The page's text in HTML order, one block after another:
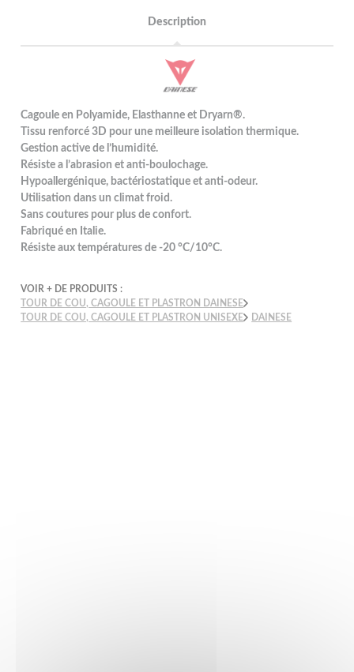
Description
Cagoule en Polyamide, Elasthanne et Dryarn®.
Tissu renforcé 3D pour une meilleure isolation thermique.
Gestion active de l’humidité.
Résiste a l’abrasion et anti-boulochage.
Hypoallergénique, bactériostatique et anti-odeur.
Utilisation dans un climat froid.
Sans coutures pour plus de confort.
Fabriqué en Italie.
Résiste aux températures de -20 °C/10°C.
VOIR + DE PRODUITS :
TOUR DE COU, CAGOULE ET PLASTRON DAINESE
TOUR DE COU, CAGOULE ET PLASTRON UNISEXE
DAINESE